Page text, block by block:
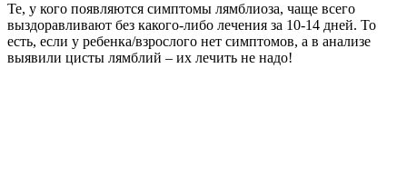
Те, у кого появляются симптомы лямблиоза, чаще всего
выздоравливают без какого-либо лечения за 10-14 дней. То
есть, если у ребенка/взрослого нет симптомов, а в анализе
выявили цисты лямблий – их лечить не надо!